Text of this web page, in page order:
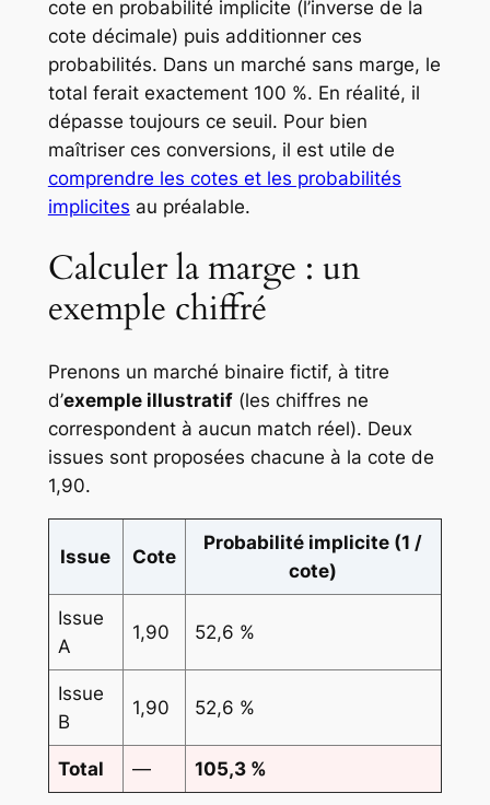
cote en probabilité implicite (l’inverse de la
cote décimale) puis additionner ces
probabilités. Dans un marché sans marge, le
total ferait exactement 100 %. En réalité, il
dépasse toujours ce seuil. Pour bien
maîtriser ces conversions, il est utile de
comprendre les cotes et les probabilités
implicites au préalable.
Calculer la marge : un
exemple chiffré
Prenons un marché binaire fictif, à titre
d’exemple illustratif(les chiffres ne
correspondent à aucun match réel). Deux
issues sont proposées chacune à la cote de
1,90.
Issue Cote
Probabilité implicite (1 /
cote)
Issue
A
1,90 52,6 %
Issue
B
1,90 52,6 %
Total — 105,3 %